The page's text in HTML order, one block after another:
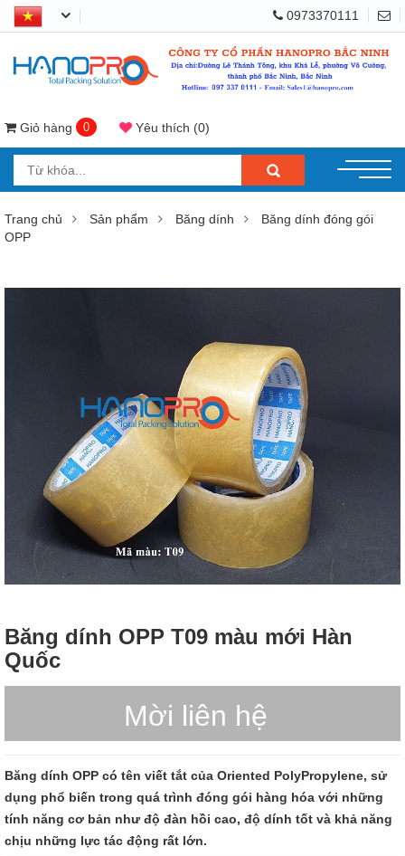
0973370111
Giỏ hàng 0 Yêu thích (0)
Trang chủ Sản phẩm Băng dính
Băng dính đóng gói
OPP
Băng dính OPP T09 màu mới Hàn
Quốc
Mời liên hệ
Băng dính OPP có tên viết tắt của Oriented PolyPropylene, sử
dụng phổ biến trong quá trình đóng gói hàng hóa với những
tính năng cơ bản như độ đàn hồi cao, độ dính tốt và khả năng
chịu những lực tác động rất lớn.​